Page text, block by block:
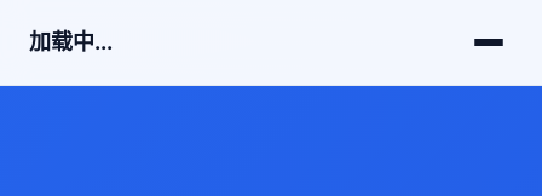
加载中...